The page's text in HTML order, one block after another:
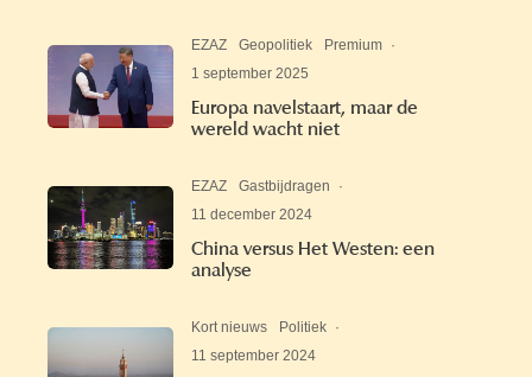
EZAZ Geopolitiek Premium ·
1 september 2025
Europa navelstaart, maar de
wereld wacht niet
EZAZ Gastbijdragen
·
11 december 2024
China versus Het Westen: een
analyse
Kort nieuws Politiek ·
11 september 2024